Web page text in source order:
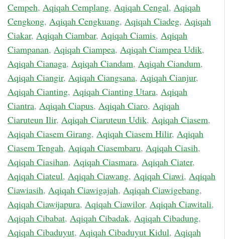
Cempeh, Aqiqah Cemplang, Aqiqah Cengal, Aqiqah
Cengkong, Aqiqah Cengkuang, Aqiqah Ciadeg, Aqiqah
Ciakar, Aqiqah Ciambar, Aqiqah Ciamis, Aqiqah
Ciampanan, Aqiqah Ciampea, Aqiqah Ciampea Udik,
Aqiqah Cianaga, Aqiqah Ciandam, Aqiqah Ciandum,
Aqiqah Ciangir, Aqiqah Ciangsana, Aqiqah Cianjur,
Aqiqah Cianting, Aqiqah Cianting Utara, Aqiqah
Ciantra, Aqiqah Ciapus, Aqiqah Ciaro, Aqiqah
Ciaruteun Ilir, Aqiqah Ciaruteun Udik, Aqiqah Ciasem,
Aqiqah Ciasem Girang, Aqiqah Ciasem Hilir, Aqiqah
Ciasem Tengah, Aqiqah Ciasembaru, Aqiqah Ciasih,
Aqiqah Ciasihan, Aqiqah Ciasmara, Aqiqah Ciater,
Aqiqah Ciateul, Aqiqah Ciawang, Aqiqah Ciawi, Aqiqah
Ciawiasih, Aqiqah Ciawigajah, Aqiqah Ciawigebang,
Aqiqah Ciawijapura, Aqiqah Ciawilor, Aqiqah Ciawitali,
Aqiqah Cibabat, Aqiqah Cibadak, Aqiqah Cibadung,
Aqiqah Cibaduyut, Aqiqah Cibaduyut Kidul, Aqiqah